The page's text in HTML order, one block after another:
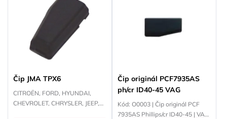
OPEL, PEUGEOT, RENAULT,
SMART, SUBARU, SUZUKI,
TOYOTA, VOKSWAGEN,
YAMAHA
Čip JMA TPX6
CITROËN, FORD, HYUNDAI,
CHEVROLET, CHRYSLER, JEEP,
Čip originál PCF7935AS
ph/cr ID40-45 VAG
Kód: O0003 | Čip originál PCF
7935AS Phillips/cr ID40-45 | VAG